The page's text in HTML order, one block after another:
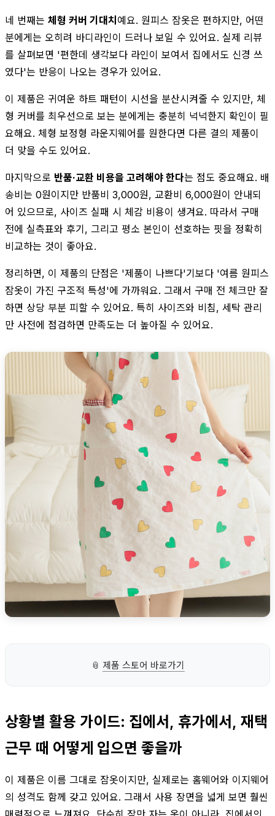
네 번째는 체형 커버 기대치예요. 원피스 잠옷은 편하지만, 어떤
분에게는 오히려 바디라인이 드러나 보일 수 있어요. 실제 리뷰
를 살펴보면 '편한데 생각보다 라인이 보여서 집에서도 신경 쓰
였다'는 반응이 나오는 경우가 있어요.
이 제품은 귀여운 하트 패턴이 시선을 분산시켜줄 수 있지만, 체
형 커버를 최우선으로 보는 분에게는 충분히 넉넉한지 확인이 필
요해요. 체형 보정형 라운지웨어를 원한다면 다른 결의 제품이
더 맞을 수도 있어요.
마지막으로 반품·교환 비용을 고려해야 한다는 점도 중요해요. 배
송비는 0원이지만 반품비 3,000원, 교환비 6,000원이 안내되
어 있으므로, 사이즈 실패 시 체감 비용이 생겨요. 따라서 구매
전에 실측표와 후기, 그리고 평소 본인이 선호하는 핏을 정확히
비교하는 것이 좋아요.
정리하면, 이 제품의 단점은 '제품이 나쁘다'기보다 '여름 원피스
잠옷이 가진 구조적 특성'에 가까워요. 그래서 구매 전 체크만 잘
하면 상당 부분 피할 수 있어요. 특히 사이즈와 비침, 세탁 관리
만 사전에 점검하면 만족도는 더 높아질 수 있어요.
📎 제품 스토어 바로가기
상황별 활용 가이드: 집에서, 휴가에서, 재택
근무 때 어떻게 입으면 좋을까
이 제품은 이름 그대로 잠옷이지만, 실제로는 홈웨어와 이지웨어
의 성격도 함께 갖고 있어요. 그래서 사용 장면을 넓게 보면 훨씬